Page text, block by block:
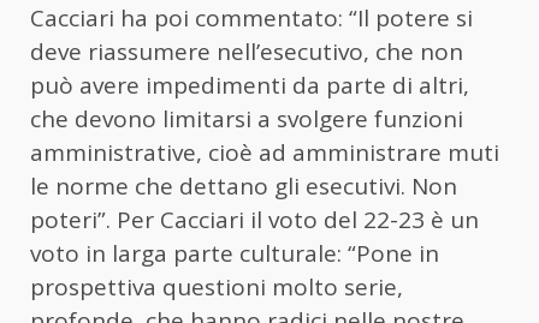
Cacciari ha poi commentato: “Il potere si
deve riassumere nell’esecutivo, che non
può avere impedimenti da parte di altri,
che devono limitarsi a svolgere funzioni
amministrative, cioè ad amministrare muti
le norme che dettano gli esecutivi. Non
poteri”. Per Cacciari il voto del 22-23 è un
voto in larga parte culturale: “Pone in
prospettiva questioni molto serie,